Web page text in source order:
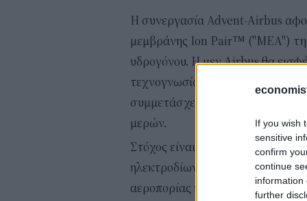
If you wish
sensitive
confirm
continue
information
further
Η συνεργασία Advent-Αirbus
μεμβράνης Ion Pair™ ("MEA") της
υδρογόνου. Η μεν Airbus θα
τεχνογνωσία της γύρω από την
συμμετάσχει με ανθρώπινο
μερών.
Στόχος είναι να επιταχυνθεί η
ηλεκτροδίων της Advent και να
αεροπορίας και τα τρέχοντα/